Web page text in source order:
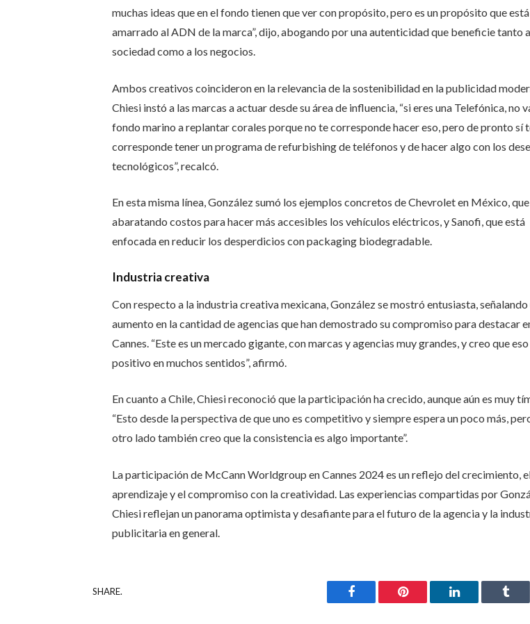
muchas ideas que en el fondo tienen que ver con propósito, pero es un propósito que
amarrado al ADN de la marca”, dijo, abogando por una autenticidad que beneficie tanto
sociedad como a los negocios.
Ambos creativos coincideron en la relevancia de la sostenibilidad en la publicidad
Chiesi instó a las marcas a actuar desde su área de influencia, “si eres una Telefónica, no
fondo marino a replantar corales porque no te corresponde hacer eso, pero de pronto sí
corresponde tener un programa de refurbishing de teléfonos y de hacer algo con los
tecnológicos”, recalcó.
En esta misma línea, González sumó los ejemplos concretos de Chevrolet en México,
abaratando costos para hacer más accesibles los vehículos eléctricos, y Sanofi, que está
enfocada en reducir los desperdicios con packaging biodegradable.
Industria creativa
Con respecto a la industria creativa mexicana, González se mostró entusiasta, señalando
aumento en la cantidad de agencias que han demostrado su compromiso para destacar
Cannes. “Este es un mercado gigante, con marcas y agencias muy grandes, y creo que eso
positivo en muchos sentidos”, afirmó.
En cuanto a Chile, Chiesi reconoció que la participación ha crecido, aunque aún es muy
“Esto desde la perspectiva de que uno es competitivo y siempre espera un poco más,
otro lado también creo que la consistencia es algo importante”.
La participación de McCann Worldgroup en Cannes 2024 es un reflejo del crecimiento,
aprendizaje y el compromiso con la creatividad. Las experiencias compartidas por
Chiesi reflejan un panorama optimista y desafiante para el futuro de la agencia y la
publicitaria en general.
SHARE.
Facebook Pinterest LinkedIn